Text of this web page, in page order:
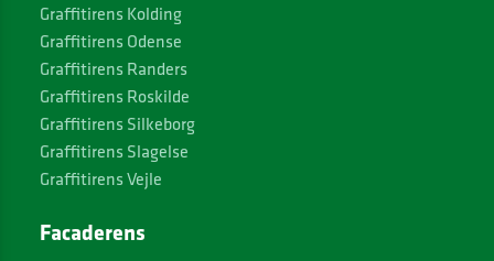
Graffitirens Kolding
Graffitirens Odense
Graffitirens Randers
Graffitirens Roskilde
Graffitirens Silkeborg
Graffitirens Slagelse
Graffitirens Vejle
Facaderens